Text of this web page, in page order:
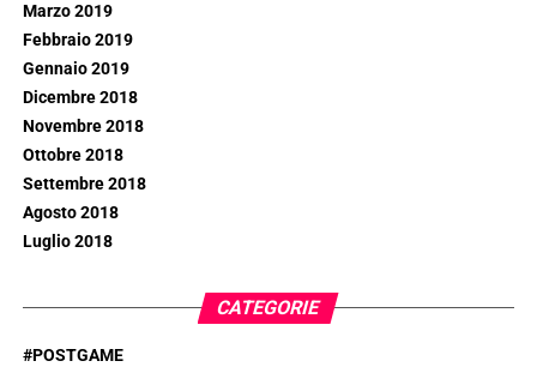
Marzo 2019
Febbraio 2019
Gennaio 2019
Dicembre 2018
Novembre 2018
Ottobre 2018
Settembre 2018
Agosto 2018
Luglio 2018
CATEGORIE
#POSTGAME